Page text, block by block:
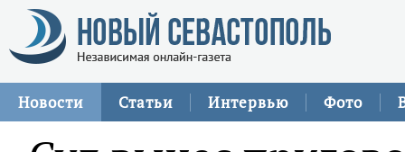
Новости Статьи Интервью Фото